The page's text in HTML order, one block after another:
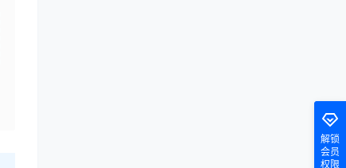
解锁
会员
权限